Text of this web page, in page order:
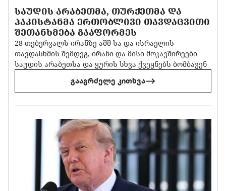
ᲡᲐᲣᲓᲘᲡ ᲐᲠᲐᲑᲔᲗᲛᲐ, ᲗᲣᲠᲥᲔᲗᲛᲐ ᲓᲐ
ᲞᲐᲙᲘᲡᲢᲐᲜᲛᲐ ᲔᲠᲗᲝᲑᲚᲘᲕᲘ ᲗᲐᲕᲓᲐᲪᲕᲘᲗᲘ
ᲨᲔᲗᲐᲜᲮᲛᲔᲑᲐ ᲒᲐᲐᲤᲝᲠᲛᲔᲡ
28 თებერვალს ირანზე აშშ-სა და ისრაელის
თავდასხმის შემდეგ, ირანი და მისი მოკავშირეები
საუდის არაბეთსა და ყურის სხვა ქვეყნებს ბომბავენ
გააგრძელე კითხვა